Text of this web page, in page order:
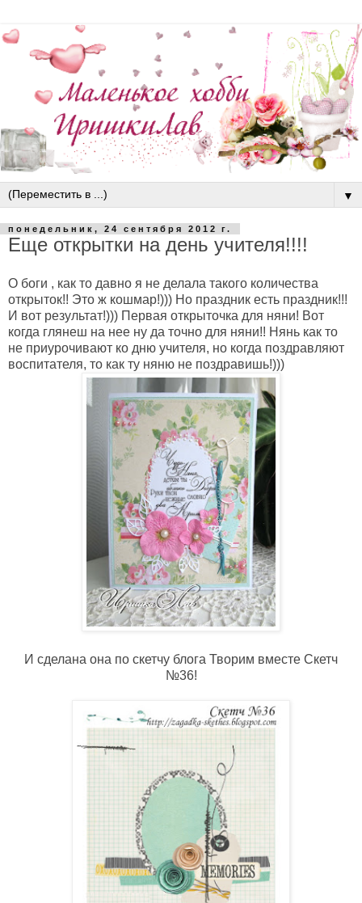
▼
понедельник, 24 сентября 2012 г.
Еще открытки на день учителя!!!!
О боги , как то давно я не делала такого количества
открыток!! Это ж кошмар!))) Но праздник есть праздник!!!
И вот результат!))) Первая открыточка для няни! Вот
когда глянеш на нее ну да точно для няни!! Нянь как то
не приурочивают ко дню учителя, но когда поздравляют
воспитателя, то как ту няню не поздравишь!)))
И сделана она по скетчу блога Творим вместе Скетч
№36!